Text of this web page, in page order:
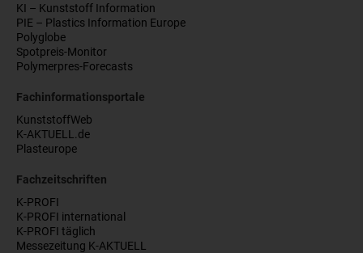
KI – Kunststoff Information
PIE – Plastics Information Europe
Polyglobe
Spotpreis-Monitor
Polymerpres-Forecasts
Fachinformationsportale
KunststoffWeb
K-AKTUELL.de
Plasteurope
Fachzeitschriften
K-PROFI
K-PROFI international
K-PROFI täglich
Messezeitung K-AKTUELL